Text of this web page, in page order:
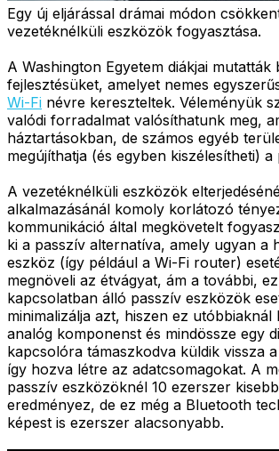
Egy új eljárással drámai módon
vezetéknélküli eszközök fogyasztása.
A Washington Egyetem diákjai mutatták
fejlesztésüket, amelyet nemes
Wi-Fi névre kereszteltek. Véleményük
valódi forradalmat valósíthatunk meg,
háztartásokban, de számos egyéb
megújíthatja (és egyben kiszélesítheti)
A vezetéknélküli eszközök
alkalmazásánál komoly korlátozó
kommunikáció által megkövetelt
ki a passzív alternatíva, amely ugyan a
eszköz (így például a Wi-Fi router)
megnöveli az étvágyat, ám a további,
kapcsolatban álló passzív eszközök
minimalizálja azt, hiszen ez utóbbiaknál
analóg komponenst és mindössze egy
kapcsolóra támaszkodva küldik vissza
így hozva létre az adatcsomagokat. A
passzív eszközöknél 10 ezerszer
eredményez, de ez még a Bluetooth
képest is ezerszer alacsonyabb.